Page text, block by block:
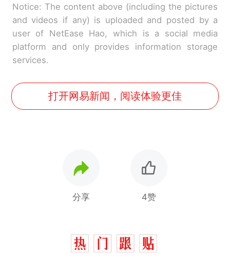
Notice: The content above (including the pictures
and videos if any) is uploaded and posted by a
user of NetEase Hao, which is a social media
platform and only provides information storage
services.
打开网易新闻，阅读体验更佳
分享 4赞
全部作废，公平么？
新
全球唯一没有法定首都的国